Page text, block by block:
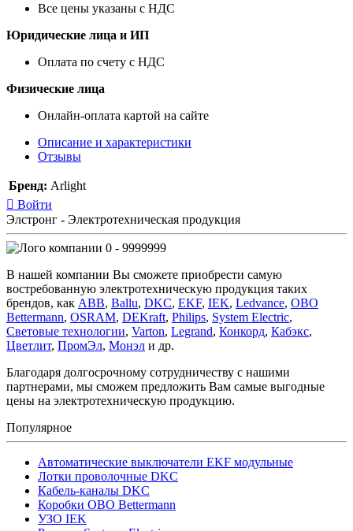
Все цены указаны с НДС
Юридические лица и ИП
Оплата по счету с НДС
Физические лица
Онлайн-оплата картой на сайте
Описание и характеристики
Отзывы
Бренд: Arlight
Войти
Элстронг - Электротехническая продукция
0 - 9999999
В нашей компании Вы сможете приобрести самую
востребованную электротехническую продукция таких
брендов, как ABB, Ballu, DKC, EKF, IEK, Ledvance, OBO
Bettermann, OSRAM, DEKraft, Philips, System Electric,
Световые технологии, Varton, Legrand, Конкорд, Кабэкс,
Цветлит, ПромЭл, Монэл и др.
Благодаря долгосрочному сотрудничеству с нашими
партнерами, мы сможем предложить Вам самые выгодные
цены на электротехническую продукцию.
Популярное
Автоматические выключатели EKF модульные
Лотки проволочные DKC
Кабель-каналы DKC
Коробки OBO Bettermann
УЗО IEK